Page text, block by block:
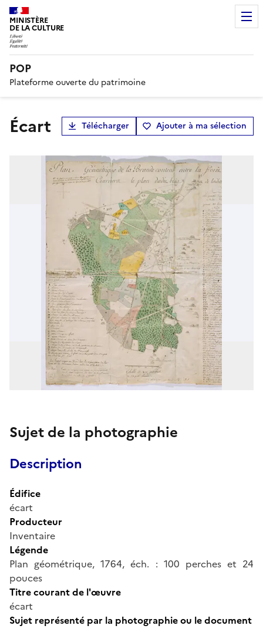
MINISTÈRE
DE LA CULTURE
POP
Plateforme ouverte du patrimoine
écart Télécharger Ajouter à ma sélection
Sujet de la photographie
Description
Édifice
écart
Producteur
Inventaire
Légende
Plan géométrique, 1764, éch. : 100 perches et 24
pouces
Titre courant de l'œuvre
écart
Sujet représenté par la photographie ou le document